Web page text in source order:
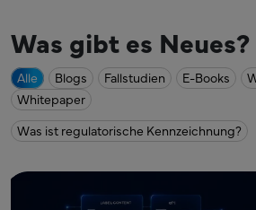
Was gibt es Neues?
Alle Blogs Fallstudien E-Books
Whitepaper
Was ist regulatorische Kennzeichnung?
31. Juli 2026 Kennzeichnung